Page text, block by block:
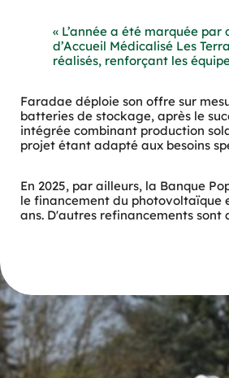
« L’année a été marquée
d’Accueil Médicalisé Les
réalisés, renforçant les
Faradae déploie son offre sur
batteries de stockage, après le
intégrée combinant production
projet étant adapté aux besoins
En 2025, par ailleurs, la Banque
le financement du photovoltaïque
ans. D'autres refinancements